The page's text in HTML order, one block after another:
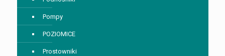
Pompy
POZIOMICE
Prostowniki